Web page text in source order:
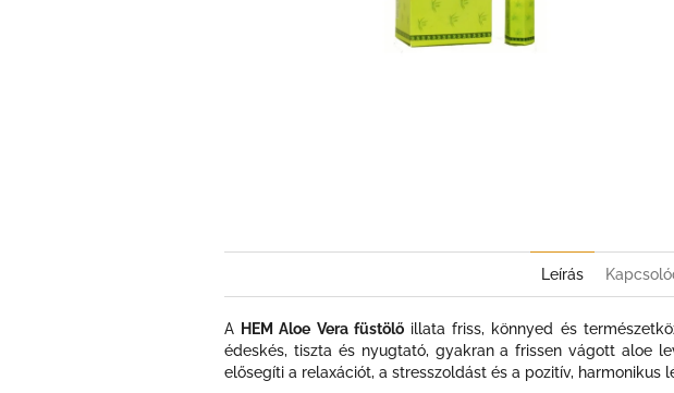
Leírás
A HEM Aloe Vera füstölőillata friss, könnyed és
édeskés, tiszta és nyugtató, gyakran a frissen vágott aloe
elősegíti a relaxációt, a stresszoldást és a pozitív,